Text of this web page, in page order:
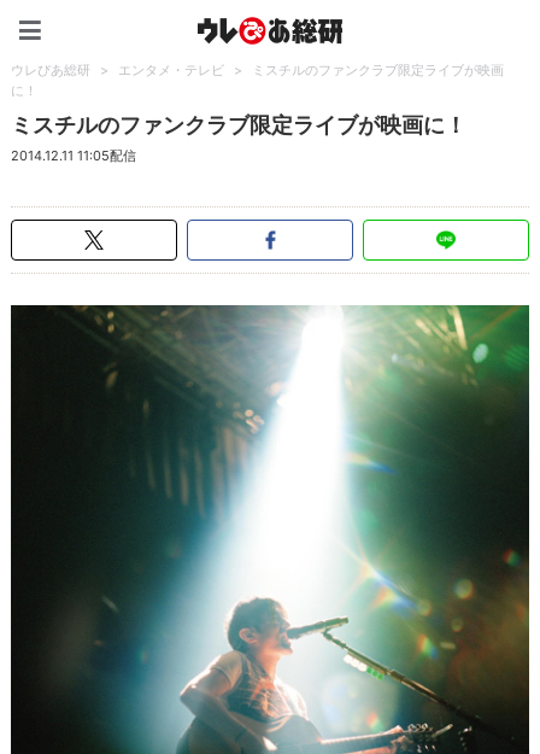
ウレぴあ総研 > エンタメ・テレビ >
ミスチルのファンクラブ限定ライブが映画
に！
ミスチルのファンクラブ限定ライブが映画に！
2014.12.11 11:05配信